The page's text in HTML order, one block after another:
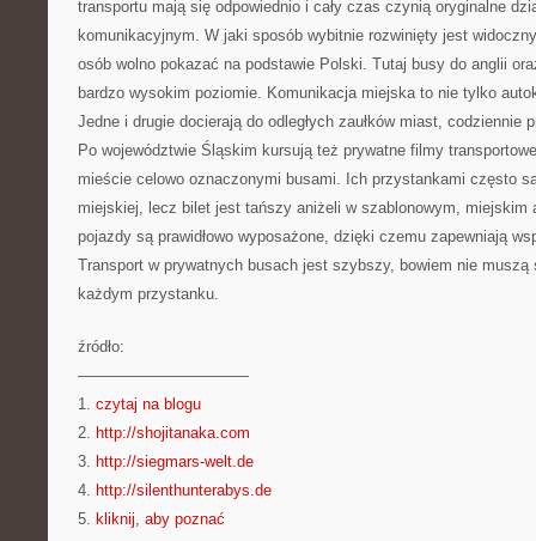
transportu mają się odpowiednio i cały czas czynią oryginalne
komunikacyjnym. W jaki sposób wybitnie rozwinięty jest
osób wolno pokazać na podstawie Polski. Tutaj busy do anglii
bardzo wysokim poziomie. Komunikacja miejska to nie tylko
Jedne i drugie docierają do odległych zaułków miast, codziennie
Po województwie Śląskim kursują też prywatne filmy
mieście celowo oznaczonymi busami. Ich przystankami często
miejskiej, lecz bilet jest tańszy aniżeli w szablonowym, miejskim
pojazdy są prawidłowo wyposażone, dzięki czemu zapewniają
Transport w prywatnych busach jest szybszy, bowiem nie
każdym przystanku.
źródło:
———————————
1. czytaj na blogu
2. http://shojitanaka.com
3. http://siegmars-welt.de
4. http://silenthunterabys.de
5. kliknij, aby poznać